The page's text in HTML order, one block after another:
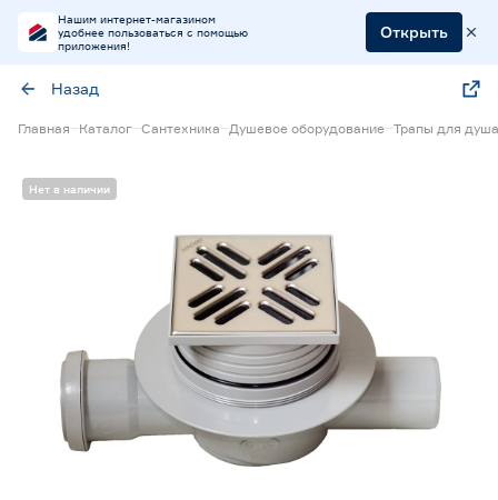
Нашим интернет-магазином
удобнее пользоваться с помощью
приложения!
Открыть
Назад
Главная Каталог Сантехника Душевое оборудование Трапы для душа
Нет в наличии